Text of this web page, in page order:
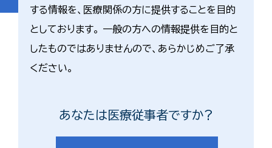
する情報を、医療関係の方に提供することを目的
としております。 一般の方への情報提供を目的と
したものではありませんので、あらかじめご了承
ください。
あなたは医療従事者ですか?